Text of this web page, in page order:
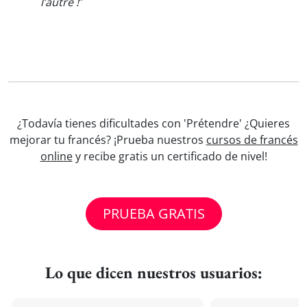
¿Todavía tienes dificultades con 'Prétendre' ¿Quieres
mejorar tu francés? ¡Prueba nuestros cursos de francés
onliney recibe gratis un certificado de nivel!
PRUEBA GRATIS
Lo que dicen nuestros usuarios: